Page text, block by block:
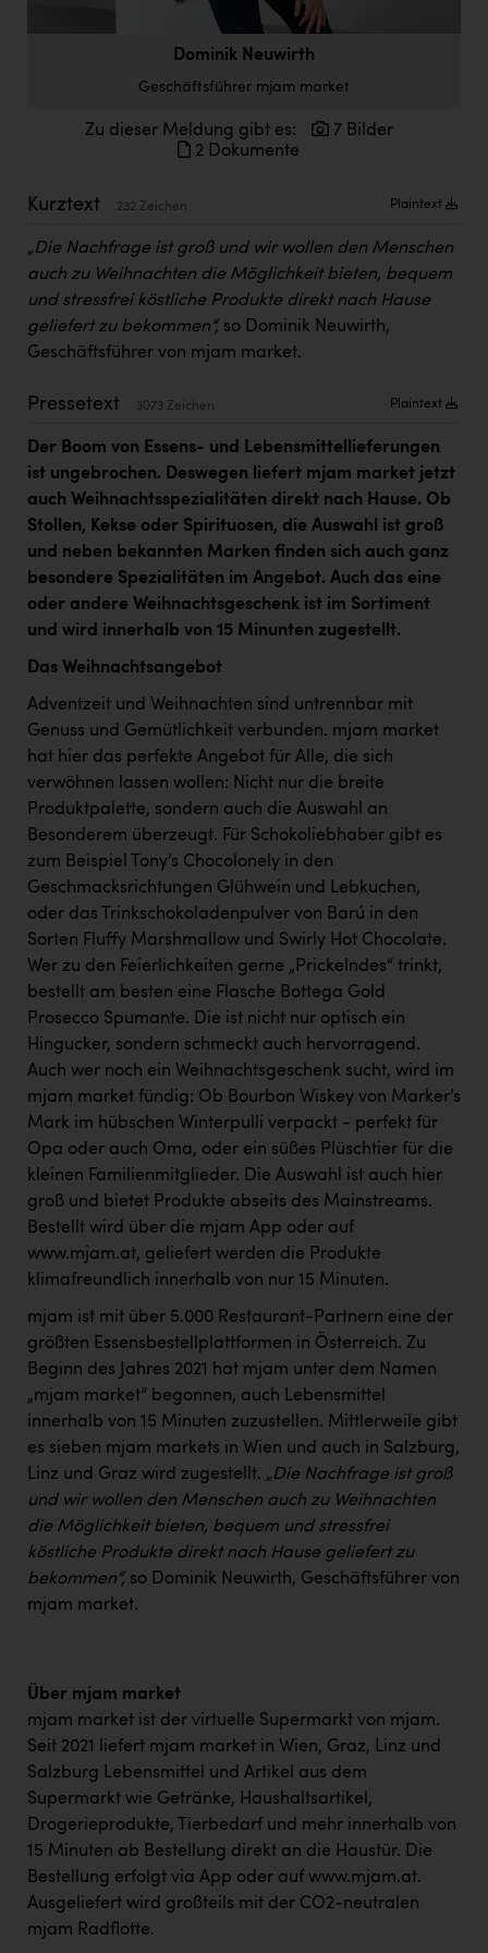
Firmenradl
IFE Austria GmbH
Immotech
INTERSPAR
Jane Goodall Institute Austria
Kärcher
Karin Liedl
KEBA
KIWI Kinderwunsch Institut Dr. Loimer
KLIPP Frisör
Kleider Bauer
Maximarkt
Oldtimer Raststationen und Motorhotels
Österreichischer Kachelofenverband
Orlen
Passage Linz
PEZ
PÜSPÖK
REMAX
RE/MAX Welcome
Resch&Frisch
Ruderclub Wels
SCRI - Salzburg Cancer Research Institute
SCHMACHTL GmbH
Schwingshandl - automation technology gmbh
Seher + Partner
Smurfit Westrock Nettingsdorf
TCL
TGW Logistics
TRAILOMAT & Cycling Austria
Wir besiegen Krebs
Wirtschaftskammer OÖ
ZGONC
ZULuft - Zukunft Luft Austria
z.l.ö.
Österreichisches Hebammengremium
Dominik Neuwirth
Geschäftsführer mjam market
Zu dieser Meldung gibt es:
7 Bilder
2 Dokumente
Kurztext 232 Zeichen Plaintext
„Die Nachfrage ist groß und wir wollen den Menschen
auch zu Weihnachten die Möglichkeit bieten, bequem
und stressfrei köstliche Produkte direkt nach Hause
geliefert zu bekommen“, so Dominik Neuwirth,
Geschäftsführer von mjam market.
Pressetext 3073 Zeichen Plaintext
Der Boom von Essens- und Lebensmittellieferungen
ist ungebrochen. Deswegen liefert mjam market jetzt
auch Weihnachtsspezialitäten direkt nach Hause. Ob
Stollen, Kekse oder Spirituosen, die Auswahl ist groß
und neben bekannten Marken finden sich auch ganz
besondere Spezialitäten im Angebot. Auch das eine
oder andere Weihnachtsgeschenk ist im Sortiment
und wird innerhalb von 15 Minunten zugestellt.
Das Weihnachtsangebot
Adventzeit und Weihnachten sind untrennbar mit
Genuss und Gemütlichkeit verbunden. mjam market
hat hier das perfekte Angebot für Alle, die sich
verwöhnen lassen wollen: Nicht nur die breite
Produktpalette, sondern auch die Auswahl an
Besonderem überzeugt. Für Schokoliebhaber gibt es
zum Beispiel Tony’s Chocolonely in den
Geschmacksrichtungen Glühwein und Lebkuchen,
oder das Trinkschokoladenpulver von Barú in den
Sorten Fluffy Marshmallow und Swirly Hot Chocolate.
Wer zu den Feierlichkeiten gerne „Prickelndes“ trinkt,
bestellt am besten eine Flasche Bottega Gold
Prosecco Spumante. Die ist nicht nur optisch ein
Hingucker, sondern schmeckt auch hervorragend.
Auch wer noch ein Weihnachtsgeschenk sucht, wird im
mjam market fündig: Ob Bourbon Wiskey von Marker’s
Mark im hübschen Winterpulli verpackt - perfekt für
Opa oder auch Oma, oder ein süßes Plüschtier für die
kleinen Familienmitglieder. Die Auswahl ist auch hier
groß und bietet Produkte abseits des Mainstreams.
Bestellt wird über die mjam App oder auf
www.mjam.at, geliefert werden die Produkte
klimafreundlich innerhalb von nur 15 Minuten.
mjam ist mit über 5.000 Restaurant-Partnern eine der
größten Essensbestellplattformen in Österreich. Zu
Beginn des Jahres 2021 hat mjam unter dem Namen
„mjam market“ begonnen, auch Lebensmittel
innerhalb von 15 Minuten zuzustellen. Mittlerweile gibt
es sieben mjam markets in Wien und auch in Salzburg,
Linz und Graz wird zugestellt. „Die Nachfrage ist groß
und wir wollen den Menschen auch zu Weihnachten
die Möglichkeit bieten, bequem und stressfrei
köstliche Produkte direkt nach Hause geliefert zu
bekommen“, so Dominik Neuwirth, Geschäftsführer von
mjam market.
Über mjam market
mjam market ist der virtuelle Supermarkt von mjam.
Seit 2021 liefert mjam market in Wien, Graz, Linz und
Salzburg Lebensmittel und Artikel aus dem
Supermarkt wie Getränke, Haushaltsartikel,
Drogerieprodukte, Tierbedarf und mehr innerhalb von
15 Minuten ab Bestellung direkt an die Haustür. Die
Bestellung erfolgt via App oder auf www.mjam.at.
Ausgeliefert wird großteils mit der CO2-neutralen
mjam Radflotte.